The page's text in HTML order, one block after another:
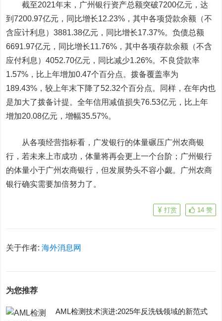
截至2021年末，广州银行资产总额突破7200亿元，达
到7200.97亿元，同比增长12.23%，其中各项贷款余额（不
含应计利息）3881.38亿元，同比增长17.37%。负债总额
6691.97亿元，同比增长11.76%，其中各项存款余额（不含
应付利息）4052.70亿元，同比减少1.26%。不良贷款率
1.57%，比上年增加0.47个百分点。拨备覆盖率为
189.43%，较上年末下降了52.32个百分点。同样，在年内也
是加大了拨备计提。全年信用减值损失76.53亿元，比上年
增加20.08亿元，增幅35.57%。
从各项经营指标看，广发银行的体量碾压广州农商银
行，若未来上市成功，体量将再会更上一个台阶；广州银行
的体量小于广州农商银行，但发展势头不容小觑。广州农商
银行确实需要加倍努力了。
14 赞
打赏
关于作者:海外消息网
为您推荐
AML检测技术演进:2025年反洗钱领域的新范式